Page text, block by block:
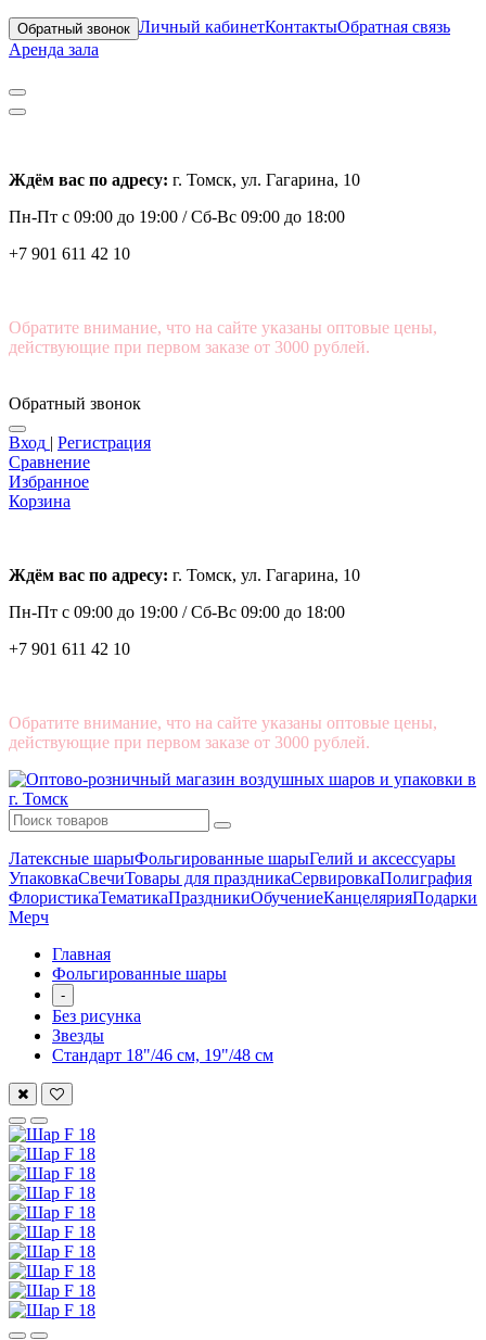
Обратный звонок Личный кабинетКонтактыОбратная связь
Аренда зала
Ждём вас по адресу: г. Томск, ул. Гагарина, 10
Пн-Пт с 09:00 до 19:00 /Сб-Вс 09:00 до 18:00
+7 901 611 42 10
Обратите внимание, что на сайте указаны оптовые цены,
действующие при первом заказе от 3000 рублей.
Обратный звонок
Вход | Регистрация
Сравнение
Избранное
Корзина
Ждём вас по адресу: г. Томск, ул. Гагарина, 10
Пн-Пт с 09:00 до 19:00 /Сб-Вс 09:00 до 18:00
+7 901 611 42 10
Обратите внимание, что на сайте указаны оптовые цены,
действующие при первом заказе от 3000 рублей.
Латексные шарыФольгированные шарыГелий и аксессуары
УпаковкаСвечиТовары для праздникаСервировкаПолиграфия
ФлористикаТематикаПраздникиОбучениеКанцелярияПодарки
Мерч
Главная
Фольгированные шары
-
Без рисунка
Звезды
Стандарт 18"/46 см, 19"/48 см